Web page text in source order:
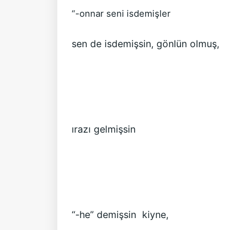
“-onnar seni isdemişler
sen de isdemişsin, gönlün olmuş,
ırazı gelmişsin
“-he” demişsin kiyne,